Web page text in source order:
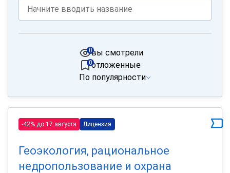
вы смотрели
0
отложенные
0
По популярности
-42% до 17 августа Лицензия
Геоэкология, рациональное
недропользование и охрана